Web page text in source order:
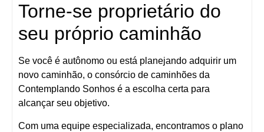
Torne-se proprietário do
seu próprio caminhão
Se você é autônomo ou está planejando adquirir um
novo caminhão, o consórcio de caminhões da
Contemplando Sonhos é a escolha certa para
alcançar seu objetivo.
Com uma equipe especializada, encontramos o plano